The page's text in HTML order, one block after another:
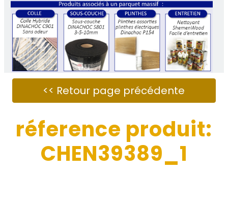
réference produit:
CHEN39389_1